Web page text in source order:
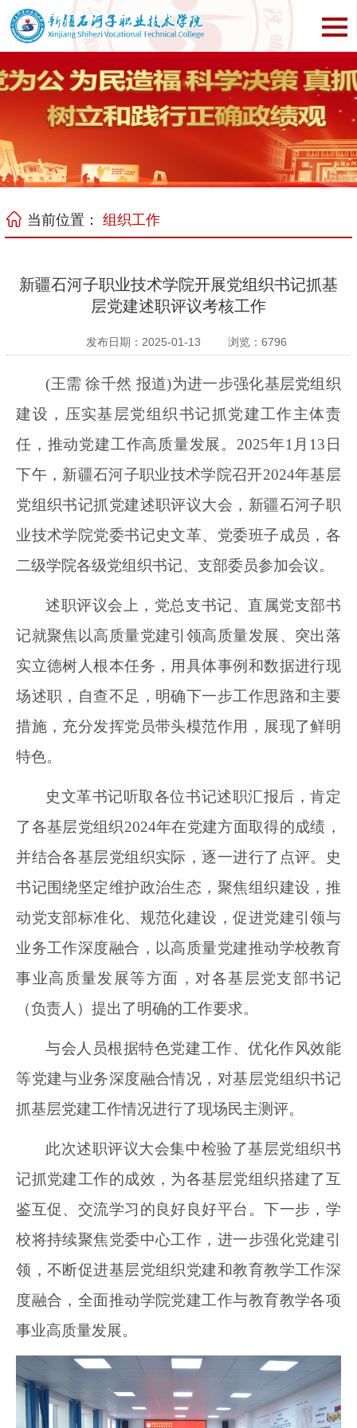
当前位置：组织工作
新疆石河子职业技术学院开展党组织书记抓基
层党建述职评议考核工作
发布日期：2025-01-13 浏览： 6796
(王需 徐千然 报道)为进一步强化基层党组织
建设，压实基层党组织书记抓党建工作主体责
任，推动党建工作高质量发展。2025年1月13日
下午，新疆石河子职业技术学院召开2024年基层
党组织书记抓党建述职评议大会，新疆石河子职
业技术学院党委书记史文革、党委班子成员，各
二级学院各级党组织书记、支部委员参加会议。
述职评议会上，党总支书记、直属党支部书
记就聚焦以高质量党建引领高质量发展、突出落
实立德树人根本任务，用具体事例和数据进行现
场述职，自查不足，明确下一步工作思路和主要
措施，充分发挥党员带头模范作用，展现了鲜明
特色。
史文革书记听取各位书记述职汇报后，肯定
了各基层党组织2024年在党建方面取得的成绩，
并结合各基层党组织实际，逐一进行了点评。史
书记围绕坚定维护政治生态，聚焦组织建设，推
动党支部标准化、规范化建设，促进党建引领与
业务工作深度融合，以高质量党建推动学校教育
事业高质量发展等方面，对各基层党支部书记
（负责人）提出了明确的工作要求。
与会人员根据特色党建工作、优化作风效能
等党建与业务深度融合情况，对基层党组织书记
抓基层党建工作情况进行了现场民主测评。
此次述职评议大会集中检验了基层党组织书
记抓党建工作的成效，为各基层党组织搭建了互
鉴互促、交流学习的良好良好平台。下一步，学
校将持续聚焦党委中心工作，进一步强化党建引
领，不断促进基层党组织党建和教育教学工作深
度融合，全面推动学院党建工作与教育教学各项
事业高质量发展。